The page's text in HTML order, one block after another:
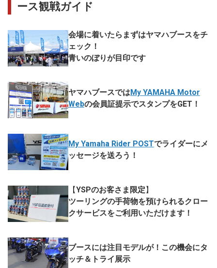
ース観戦ガイド
会場に着いたらまずはヤマハブースをチ
ェック！
青いのぼりが目印です
ヤマハブースではMy YAMAHA Motor
Webの会員証提示でスタンプをGET！
My Yamaha Rider POSTでライダーにメ
ッセージを送ろう！
【YSPのお客さま限定 】
ツーリングの手荷物を預けられるクロー
クサービスをご利用いただけます！
ブースには注目モデルが！この機会にタ
ッチ＆トライ展示